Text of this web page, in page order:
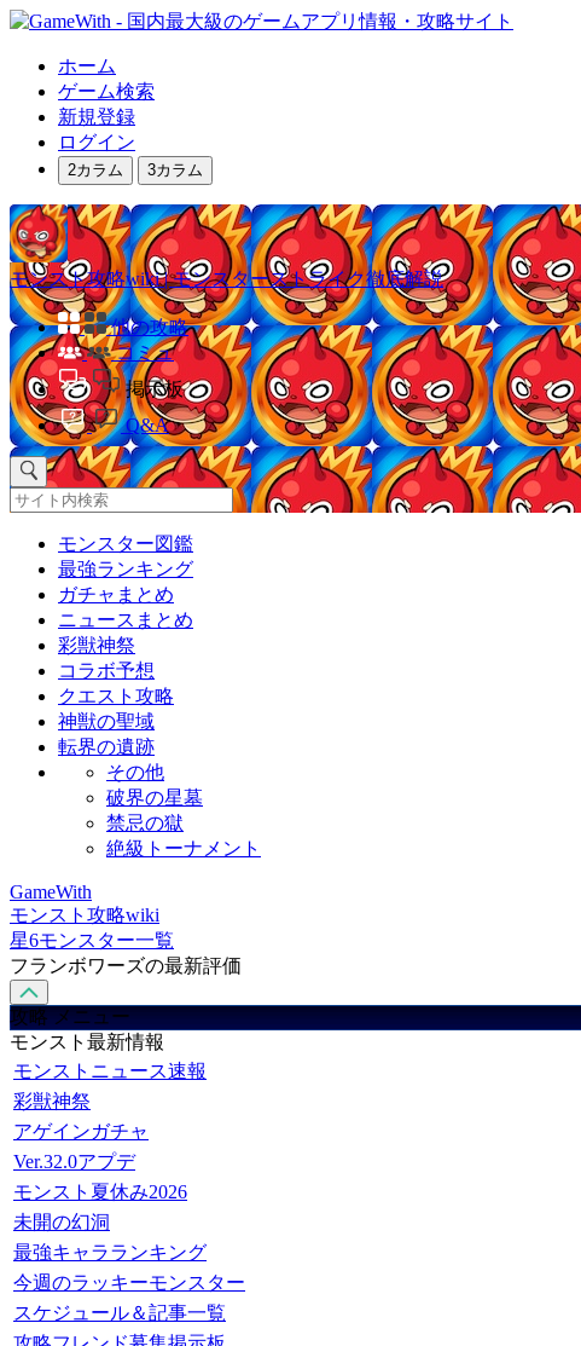
ホーム
ゲーム検索
新規登録
ログイン
2カラム 3カラム
モンスト攻略wiki | モンスターストライク徹底解説
他の攻略
コミュ
掲示板
Q&A
モンスター図鑑
最強ランキング
ガチャまとめ
ニュースまとめ
彩獣神祭
コラボ予想
クエスト攻略
神獣の聖域
転界の遺跡
その他
破界の星墓
禁忌の獄
絶級トーナメント
GameWith
モンスト攻略wiki
星6モンスター一覧
フランボワーズの最新評価
攻略 メニュー
モンスト最新情報
モンストニュース速報
彩獣神祭
アゲインガチャ
Ver.32.0アプデ
モンスト夏休み2026
未開の幻洞
最強キャラランキング
今週のラッキーモンスター
スケジュール＆記事一覧